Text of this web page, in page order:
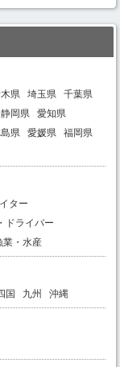
県 埼玉県
千葉県
静岡県
愛知県
県 愛媛県
福岡県
ター
ドライバー
業・水産
国 九州 沖縄